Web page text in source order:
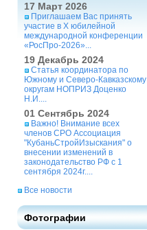
17 Март 2026
Приглашаем Вас принять
участие в X юбилейной
международной конференции
«РосПро-2026»...
19 Декабрь 2024
Статья координатора по
Южному и Северо-Кавказскому
округам НОПРИЗ Доценко
Н.И....
01 Сентябрь 2024
Важно! Внимание всех
членов СРО Ассоциация
"КубаньСтройИзыскания" о
внесении изменений в
законодательство РФ с 1
сентября 2024г....
Все новости
Фотографии